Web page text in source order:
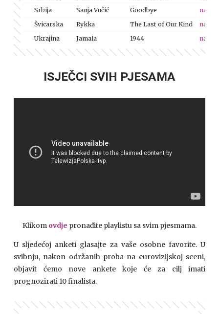
Srbija
Sanja Vučić Goodbye
Švicarska
Rykka The Last of Our Kind
Ukrajina
Jamala 1944
ISJEČCI SVIH PJESAMA
Klikom ovdje pronađite playlistu sa svim pjesmama.
U sljedećoj anketi glasajte za vaše osobne favorite. U
svibnju, nakon održanih proba na eurovizijskoj sceni,
objavit ćemo nove ankete koje će za cilj imati
prognozirati 10 finalista.